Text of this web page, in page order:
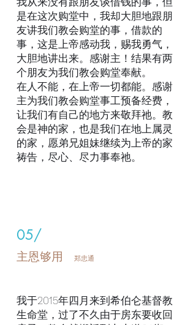
是在这次购堂中，我却大胆地跟朋
友讲我们教会购堂的事，借款的
事，这是上帝感动我，赐我勇气，
大胆地讲出来。感谢主！结果有两
个朋友为我们教会购堂奉献。
在人不能，在上帝一切都能。感谢
主为我们教会购堂事工预备经费，
让我们有自己的地方来敬拜祂。教
会是神的家，也是我们在地上属灵
的家，愿弟兄姐妹继续为上帝的家
祷告，尽心、尽力事奉祂。
05/
主恩够用 郑忠通
我于2015年四月来到希伯仑基督教
生命堂，过了不久由于房东要收回